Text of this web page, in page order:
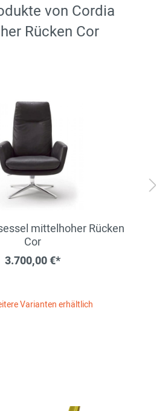
von Cordia
Rücken Cor
mittelhoher Rücken
Cor
3.700,00 €*
Varianten erhältlich